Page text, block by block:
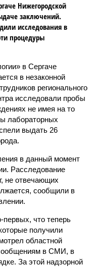
Нижегородской
заключений.
исследования в
процедуры
в Сергаче
в незаконной
регионального
исследовали пробы
не имея на то
лабораторных
выдать 26
в данный момент
Расследование
не отвечающих
сообщили в
первых, что теперь
получили
областной
в СМИ, в
За этой надзорной